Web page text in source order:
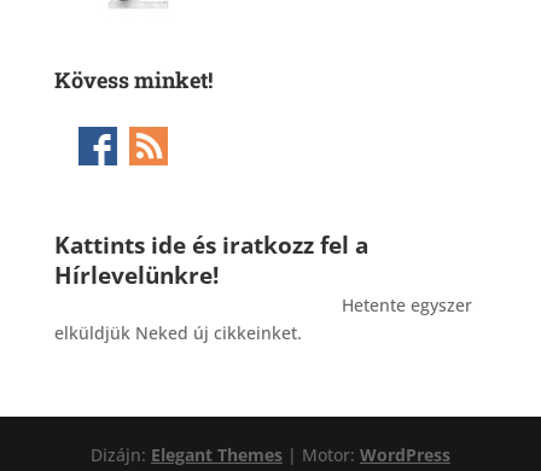
Kövess minket!
Kattints ide és iratkozz fel a
Hírlevelünkre!
Hetente egyszer
elküldjük Neked új cikkeinket.
Dizájn: Elegant Themes| Motor: WordPress